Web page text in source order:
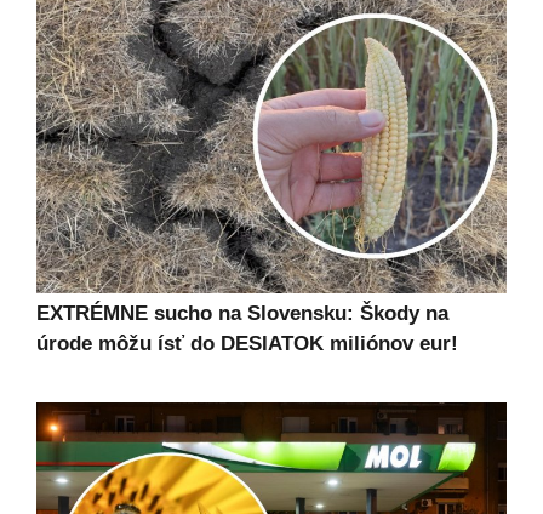
EXTRÉMNE sucho na Slovensku: Škody na
úrode môžu ísť do DESIATOK miliónov eur!